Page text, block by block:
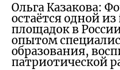
Ольга Казакова:
остаётся одной
площадок в
опытом
образования,
патриотической